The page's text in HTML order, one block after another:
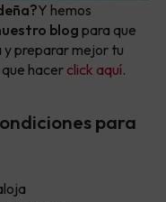
Y hemos
blog para que
preparar mejor tu
hacer click aquí.
para